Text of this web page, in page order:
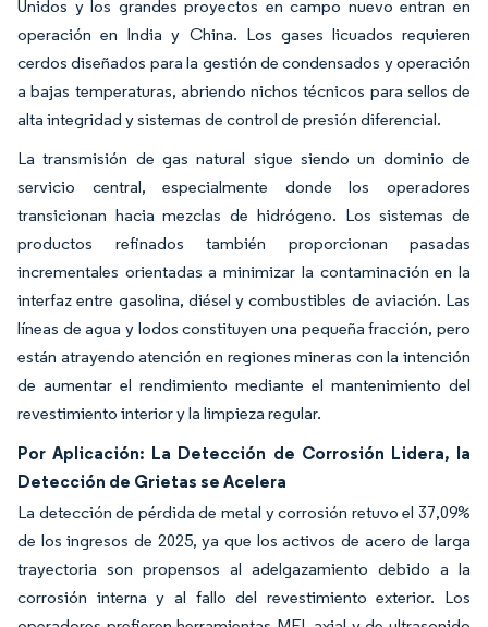
Unidos y los grandes proyectos en campo nuevo entran en
operación en India y China. Los gases licuados requieren
cerdos diseñados para la gestión de condensados y operación
a bajas temperaturas, abriendo nichos técnicos para sellos de
alta integridad y sistemas de control de presión diferencial.
La transmisión de gas natural sigue siendo un dominio de
servicio central, especialmente donde los operadores
transicionan hacia mezclas de hidrógeno. Los sistemas de
productos refinados también proporcionan pasadas
incrementales orientadas a minimizar la contaminación en la
interfaz entre gasolina, diésel y combustibles de aviación. Las
líneas de agua y lodos constituyen una pequeña fracción, pero
están atrayendo atención en regiones mineras con la intención
de aumentar el rendimiento mediante el mantenimiento del
revestimiento interior y la limpieza regular.
Por Aplicación: La Detección de Corrosión Lidera, la
Detección de Grietas se Acelera
La detección de pérdida de metal y corrosión retuvo el 37,09%
de los ingresos de 2025, ya que los activos de acero de larga
trayectoria son propensos al adelgazamiento debido a la
corrosión interna y al fallo del revestimiento exterior. Los